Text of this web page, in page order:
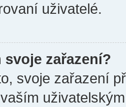
uživatelé.
svoje zařazení?
svoje zařazení